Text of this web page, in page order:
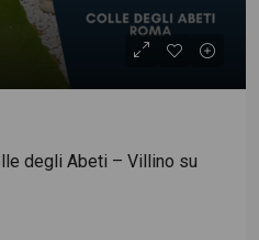
degli Abeti – Villino su